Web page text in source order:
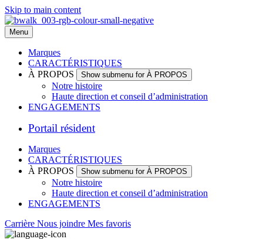
Skip to main content
Menu
Marques
CARACTÉRISTIQUES
À PROPOS
Show submenu for À PROPOS
Notre histoire
Haute direction et conseil d’administration
ENGAGEMENTS
Portail résident
Marques
CARACTÉRISTIQUES
À PROPOS
Show submenu for À PROPOS
Notre histoire
Haute direction et conseil d’administration
ENGAGEMENTS
Carrière Nous joindre Mes favoris